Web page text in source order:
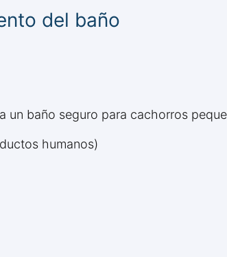
del baño
un baño seguro para cachorros
humanos)